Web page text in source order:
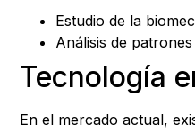
Estudio de la
Análisis de
Tecnología
En el mercado actual,